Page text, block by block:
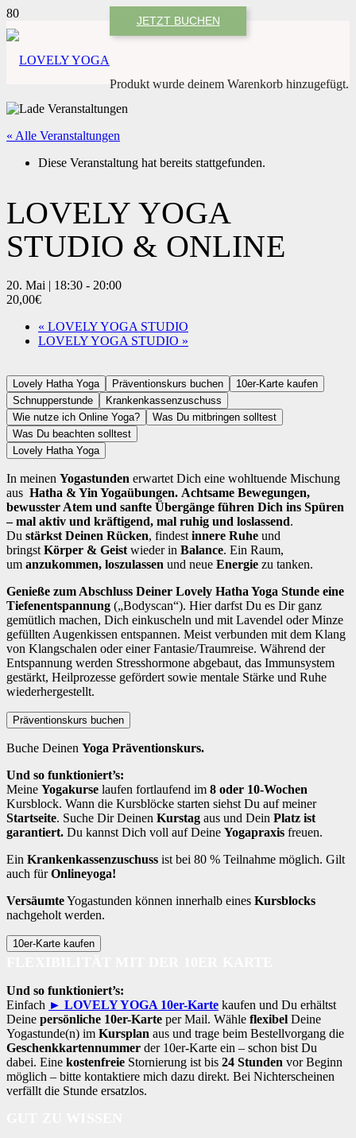
JETZT BUCHEN
Produkt wurde deinem Warenkorb hinzugefügt.
« Alle Veranstaltungen
Diese Veranstaltung hat bereits stattgefunden.
LOVELY YOGA
STUDIO & ONLINE
20. Mai | 18:30 - 20:00
20,00€
« LOVELY YOGA STUDIO
LOVELY YOGA STUDIO »
Lovely Hatha Yoga Präventionskurs buchen
10er-Karte kaufen
Schnupperstunde
Krankenkassenzuschuss
Wie nutze ich Online Yoga?
Was Du mitbringen solltest
Was Du beachten solltest
Lovely Hatha Yoga
In meinen Yogastunden erwartet Dich eine wohltuende Mischung
aus Hatha & Yin Yogaübungen. Achtsame Bewegungen,
bewusster Atem und sanfte Übergänge führen Dich ins Spüren
– mal aktiv und kräftigend, mal ruhig und loslassend.
Du stärkst Deinen Rücken, findest innere Ruhe und
bringst Körper & Geist wieder in Balance. Ein Raum,
um anzukommen, loszulassen und neue Energie zu tanken.
Genieße zum Abschluss Deiner Lovely Hatha Yoga Stunde eine
Tiefenentspannung („Bodyscan“). Hier darfst Du es Dir ganz
gemütlich machen, Dich einkuscheln und mit Lavendel oder Minze
gefüllten Augenkissen entspannen. Meist verbunden mit dem Klang
von Klangschalen oder einer Fantasie/Traumreise. Während der
Entspannung werden Stresshormone abgebaut, das Immunsystem
gestärkt, Heilprozesse gefördert sowie mentale Stärke und Ruhe
wiederhergestellt.
Präventionskurs buchen
Buche Deinen Yoga Präventionskurs.
Und so funktioniert’s:
Meine Yogakurse laufen fortlaufend im 8 oder 10-Wochen
Kursblock. Wann die Kursblöcke starten siehst Du auf meiner
Startseite. Suche Dir Deinen Kurstag aus und Dein Platz ist
garantiert. Du kannst Dich voll auf Deine Yogapraxis freuen.
Ein Krankenkassenzuschuss ist bei 80 % Teilnahme möglich. Gilt
auch fürOnlineyoga!
VersäumteYogastunden können innerhalb eines Kursblocks
nachgeholt werden.
10er-Karte kaufen
Und so funktioniert’s:
Einfach ► LOVELY YOGA 10er-Karte kaufen und Du erhältst
Deine persönliche 10er-Karte per Mail. Wähle flexibel Deine
Yogastunde(n) im Kursplan aus und trage beim Bestellvorgang die
Geschenkkartennummer der 10er-Karte ein – schon bist Du
dabei. Eine kostenfreie Stornierung ist bis 24 Stunden vor Beginn
möglich – bitte kontaktiere mich dazu direkt. Bei Nichterscheinen
verfällt die Stunde ersatzlos.